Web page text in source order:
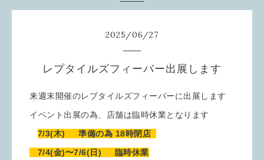
2025/06/27
レプタイルズフィーバー出展します
来週末開催のレプタイルズフィーバーに出展します
イベント出展の為、店舗は臨時休業となります
7/3(木) 準備の為 18時閉店
7/4(金)〜7/6(日) 臨時休業